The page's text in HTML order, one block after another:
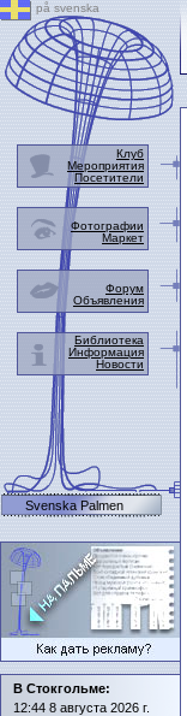
på svenska
Клуб
Мероприятия
Посетители
Фотографии
Маркет
Форум
Объявления
Библиотека
Информация
Новости
Svenska Palmen
В Стокгольме:
12:44 8 августа 2026 г.